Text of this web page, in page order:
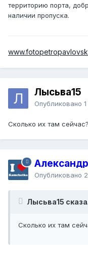
территорию порта,
наличии пропуска.
Лысьва15
Опубликовано
Сколько их там сейчас?
Александр
Опубликовано
Лысьва15
Сколько их там